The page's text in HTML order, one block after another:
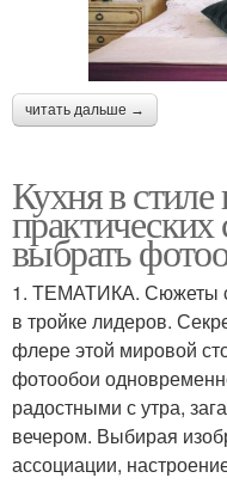
читать дальше →
Кухня в
практических
выбрать
1. ТЕМАТИКА. Сюжеты
в тройке лидеров.
флере этой мировой
фотообои
радостными с утра,
вечером. Выбирая
ассоциации,